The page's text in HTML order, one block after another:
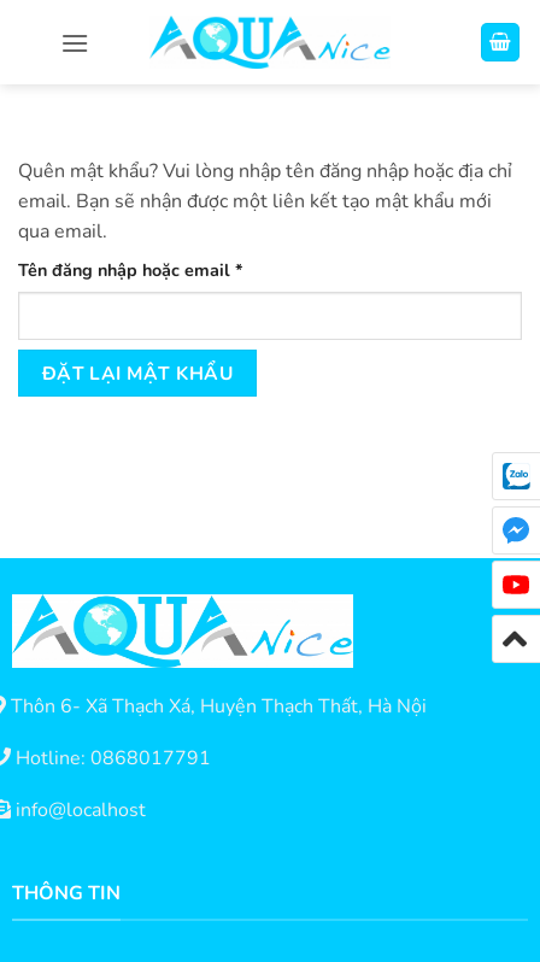
Quên mật khẩu? Vui lòng nhập tên đăng nhập hoặc địa chỉ
email. Bạn sẽ nhận được một liên kết tạo mật khẩu mới
qua email.
Tên đăng nhập hoặc email *
buộc
ĐẶT LẠI MẬT KHẨU
Thôn 6- Xã Thạch Xá, Huyện Thạch Thất, Hà Nội
Hotline: 0868017791
info@localhost
THÔNG TIN